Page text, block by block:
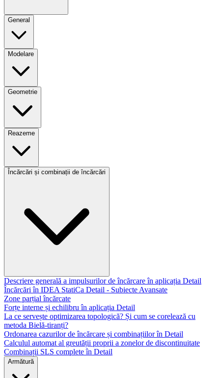
General
Modelare
Geometrie
Reazeme
Încărcări și combinații de încărcări
Descriere generală a impulsurilor de încărcare în aplicația Detail
Încărcări în IDEA StatiCa Detail - Subiecte Avansate
Zone parțial încărcate
Forțe interne și echilibru în aplicația Detail
La ce servește optimizarea topologică? Și cum se corelează cu
metoda Bielă-tiranți?
Ordonarea cazurilor de încărcare și combinațiilor în Detail
Calculul automat al greutății proprii a zonelor de discontinuitate
Combinații SLS complete în Detail
Armătură